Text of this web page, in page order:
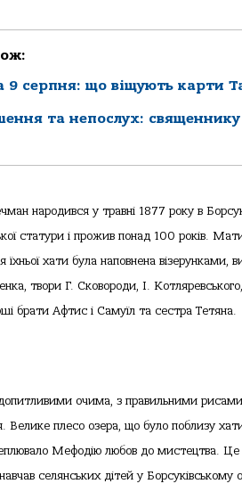
9 серпня: що віщують карти
та непослух: священнику
народився у травні 1877 року в
статури і прожив понад 100 років.
їхньої хати була наповнена
твори Г. Сковороди, І.
брати Афтис і Самуїл та сестра Тетяна.
очима, з правильними рисами
Велике плесо озера, що було поблизу
Мефодію любов до мистецтва. Це
навчав селянських дітей у